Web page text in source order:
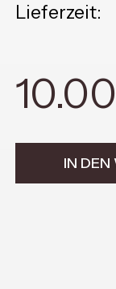
Lieferzeit:
IN DEN